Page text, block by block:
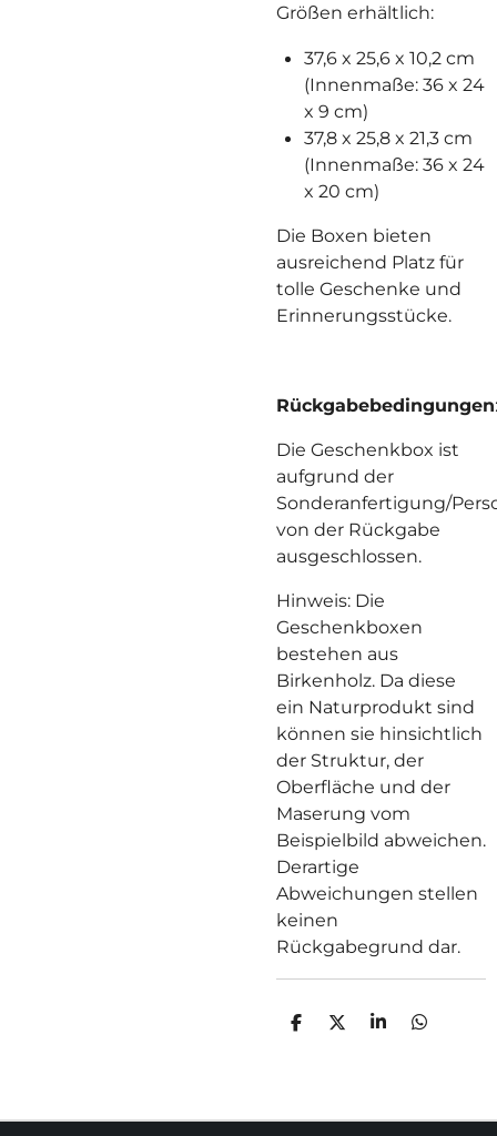
Größen erhältlich:
37,6 x 25,6 x 10,2 cm
(Innenmaße: 36 x 24
x 9 cm)
37,8 x 25,8 x 21,3 cm
(Innenmaße: 36 x 24
x 20 cm)
Die Boxen bieten
ausreichend Platz für
tolle Geschenke und
Erinnerungsstücke.
Rückgabebedingungen:
Die Geschenkbox ist
aufgrund der
Sonderanfertigung/
von der Rückgabe
ausgeschlossen.
Hinweis: Die
Geschenkboxen
bestehen aus
Birkenholz. Da diese
ein Naturprodukt sind
können sie hinsichtlich
der Struktur, der
Oberfläche und der
Maserung vom
Beispielbild abweichen.
Derartige
Abweichungen stellen
keinen
Rückgabegrund dar.
T
N
T
N
T
N
T
N